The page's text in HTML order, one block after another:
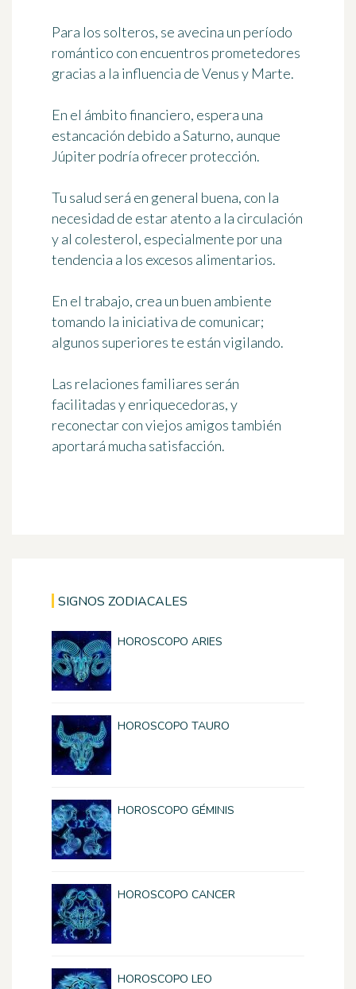
Para los solteros, se avecina un período
romántico con encuentros prometedores
gracias a la influencia de Venus y Marte.
En el ámbito financiero, espera una
estancación debido a Saturno, aunque
Júpiter podría ofrecer protección.
Tu salud será en general buena, con la
necesidad de estar atento a la circulación
y al colesterol, especialmente por una
tendencia a los excesos alimentarios.
En el trabajo, crea un buen ambiente
tomando la iniciativa de comunicar;
algunos superiores te están vigilando.
Las relaciones familiares serán
facilitadas y enriquecedoras, y
reconectar con viejos amigos también
aportará mucha satisfacción.
SIGNOS ZODIACALES
HOROSCOPO ARIES
HOROSCOPO TAURO
HOROSCOPO GÉMINIS
HOROSCOPO CANCER
HOROSCOPO LEO